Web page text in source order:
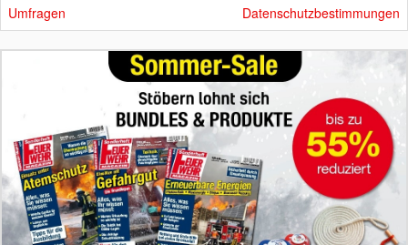
Umfragen Datenschutzbestimmungen